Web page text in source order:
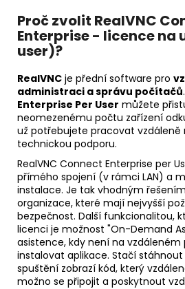
Proč zvolit RealVNC
Enterprise - licence na
user)?
RealVNC je přední software pro
administraci a správu počítačů
Enterprise Per User můžete
neomezenému počtu zařízení
už potřebujete pracovat vzdáleně
technickou podporu.
RealVNC Connect Enterprise per
přímého spojení (v rámci LAN) a
instalace. Je tak vhodným
organizace, které mají nejvyšší
bezpečnost. Další funkcionalitou,
licenci je možnost "On-Demand
asistence, kdy není na
instalovat aplikace. Stačí
spuštění zobrazí kód, který
možno se připojit a poskytnout